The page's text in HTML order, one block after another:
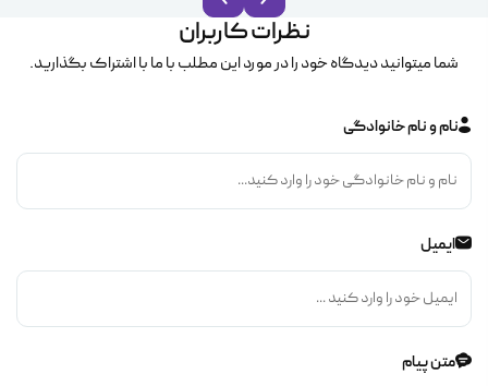
نظرات کاربران
شما میتوانید دیدگاه خود را در مورد این مطلب با ما با اشتراک بگذارید.
نام و نام خانوادگی
ایمیل
متن پیام